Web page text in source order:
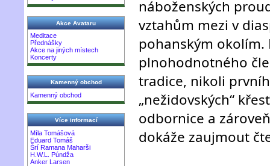
Akce Avataru
Meditace
Přednášky
Akce na jiných místech
Koncerty
Kamenný obchod
Kamenný obchod
Více informací
Míla Tomášová
Eduard Tomáš
Šrí Ramana Maharši
H.W.L. Púndža
Anker Larsen
náboženských
vztahům mezi v
pohanským okolím.
plnohodnotného
tradice, nikoli
„nežidovských“
odbornice a
dokáže zaujmout